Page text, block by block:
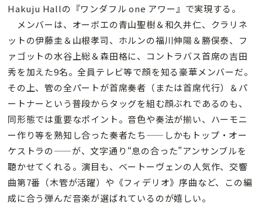
Hakuju Hallの『ワンダフル one アワー』で実現する。
メンバーは、オーボエの青山聖樹＆和久井仁、クラリネ
ットの伊藤圭＆山根孝司、ホルンの福川伸陽＆勝俣泰、フ
ァゴットの水谷上総＆森田格に、コントラバス首席の吉田
秀を加えた9名。全員テレビ等で顔を知る豪華メンバーだ。
その上、管の全パートが首席奏者（または首席代行）＆パ
ートナーという普段からタッグを組む顔ぶれであるのも、
同形態では重要なポイント。音色や奏法が揃い、ハーモニ
ー作り等を熟知し合った奏者たち——しかもトップ・オー
ケストラの——が、文字通り“息の合った”アンサンブルを
聴かせてくれる。演目も、ベートーヴェンの人気作、交響
曲第7番（木管が活躍）や《フィデリオ》序曲など、この編
成に合う弾んだ音楽が選ばれているのが嬉しい。